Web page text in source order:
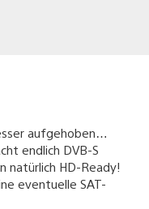
aufgehoben…
endlich DVB-S
natürlich HD-Ready!
eventuelle SAT-